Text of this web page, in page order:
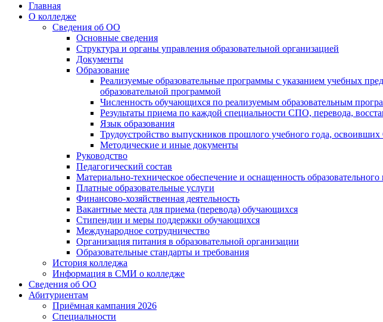
Главная
О колледже
Сведения об ОО
Основные сведения
Структура и органы управления образовательной организацией
Документы
Образование
Реализуемые образовательные программы с указанием учебных
образовательной программой
Численность обучающихся по реализуемым образовательным
Результаты приема по каждой специальности СПО, перевода,
Язык образования
Трудоустройство выпускников прошлого учебного года,
Методические и иные документы
Руководство
Педагогический состав
Материально-техническое обеспечение и оснащенность образовательного
Платные образовательные услуги
Финансово-хозяйственная деятельность
Вакантные места для приема (перевода) обучающихся
Стипендии и меры поддержки обучающихся
Международное сотрудничество
Организация питания в образовательной организации
Образовательные стандарты и требования
История колледжа
Информация в СМИ о колледже
Сведения об ОО
Абитуриентам
Приёмная кампания 2026
Специальности